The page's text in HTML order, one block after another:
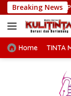
Langsung
ke
konten
Breaking News
DPRD Langkat
Home TINTA